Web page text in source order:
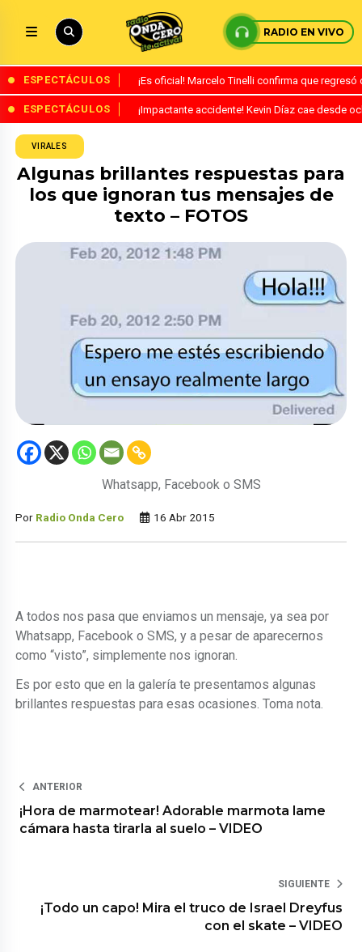
RADIO EN VIVO
ESPECTÁCULOS ¡Es oficial! Marcelo Tinelli confirma que
ESPECTÁCULOS ¡Impactante accidente! Kevin Díaz cae desde
VIRALES
Algunas brillantes respuestas para
los que ignoran tus mensajes de
texto – FOTOS
Whatsapp, Facebook o SMS
Por Radio Onda Cero 16 Abr 2015
A todos nos pasa que enviamos un mensaje, ya sea por
Whatsapp, Facebook o SMS, y a pesar de aparecernos
como “visto”, simplemente nos ignoran.
Es por esto que en la galería te presentamos algunas
brillantes respuestas para esas ocasiones. Toma nota.
ANTERIOR
¡Hora de marmotear! Adorable marmota lame
cámara hasta tirarla al suelo – VIDEO
SIGUIENTE
¡Todo un capo! Mira el truco de Israel Dreyfus
con el skate – VIDEO